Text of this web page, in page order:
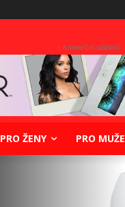
- Komerční sdělení -
PRO ŽENY PRO MUŽE